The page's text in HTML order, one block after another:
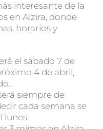
interesante de la
en Alzira, donde
horarios y
el sábado 7 de
4 de abril,
siempre de
cada semana se
lunes.